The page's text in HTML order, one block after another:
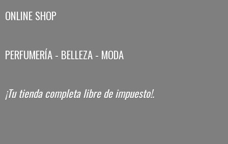
ONLINE SHOP
PERFUMERÍA - BELLEZA - MODA
¡Tu tienda completa librede impuesto!.